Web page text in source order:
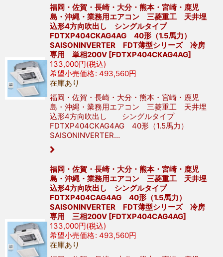
福岡・佐賀・長崎・大分・熊本・宮崎・鹿児
島・沖縄・業務用エアコン 三菱重工 天井埋
込形4方向吹出し シングルタイプ
FDTXP404CKAG4AG 40形（1.5馬力）
SAISONINVERTER FDT薄型シリーズ 冷房
専用 単相200V [FDTXP404CKAG4AG]
133,000円(税込)
希望小売価格: 493,560円
在庫あり
福岡・佐賀・長崎・大分・熊本・宮崎・鹿児
島・沖縄・業務用エアコン 三菱重工 天井埋
込形4方向吹出し シングルタイプ
FDTXP404CKAG4AG 40形（1.5馬力）
SAISONINVERTER…
福岡・佐賀・長崎・大分・熊本・宮崎・鹿児
島・沖縄・業務用エアコン 三菱重工 天井埋
込形4方向吹出し シングルタイプ
FDTXP404CAG4AG 40形（1.5馬力）
SAISONINVERTER FDT薄型シリーズ 冷房
専用 三相200V [FDTXP404CAG4AG]
133,000円(税込)
希望小売価格: 493,560円
在庫あり